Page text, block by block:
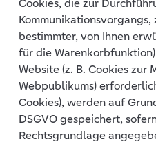
Cookies, die zur
bestimmter, von Ihnen
für die
Website (z. B. Cookies zur
Webpublikums)
Cookies), werden auf
DSGVO gespeichert,
Rechtsgrundlage